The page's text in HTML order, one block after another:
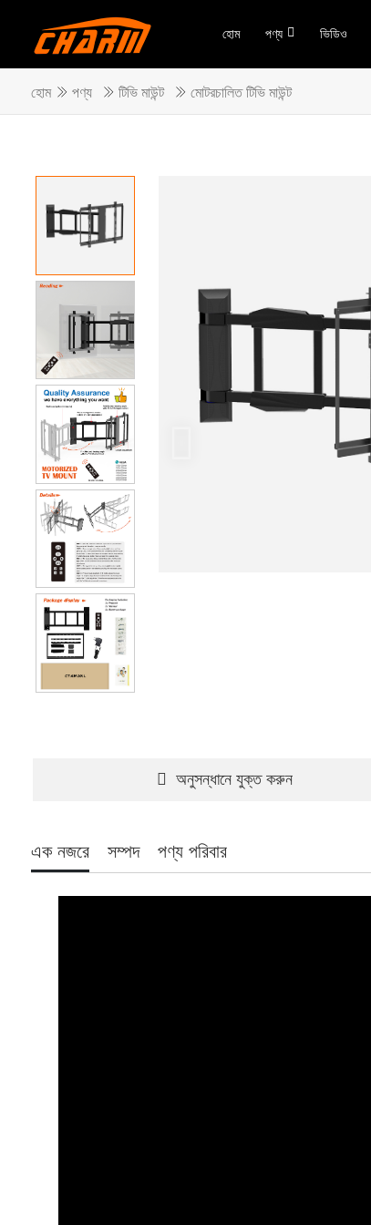
হোম পণ্য ভিডিও
হোম পণ্য টিভি মাউন্ট মোটরচালিত টিভি মাউন্ট
অনুসন্ধানে যুক্ত করুন
এক নজরে সম্পদ পণ্য পরিবার